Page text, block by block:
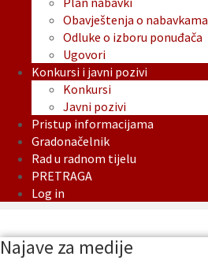
Obavještenja o nabavkama
Odluke o izboru ponuđača
Ugovori
Konkursi i javni pozivi
Konkursi
Javni pozivi
Pristup informacijama
Gradonačelnik
Rad u radnom tijelu
PRETRAGA
Log in
Najave za medije